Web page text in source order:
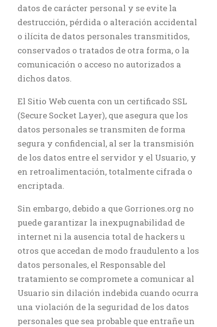
datos de carácter personal y se evite la
destrucción, pérdida o alteración accidental
o ilícita de datos personales transmitidos,
conservados o tratados de otra forma, o la
comunicación o acceso no autorizados a
dichos datos.
El Sitio Web cuenta con un certificado SSL
(Secure Socket Layer), que asegura que los
datos personales se transmiten de forma
segura y confidencial, al ser la transmisión
de los datos entre el servidor y el Usuario, y
en retroalimentación, totalmente cifrada o
encriptada.
Sin embargo, debido a que Gorriones.org no
puede garantizar la inexpugnabilidad de
internet ni la ausencia total de hackers u
otros que accedan de modo fraudulento a los
datos personales, el Responsable del
tratamiento se compromete a comunicar al
Usuario sin dilación indebida cuando ocurra
una violación de la seguridad de los datos
personales que sea probable que entrañe un